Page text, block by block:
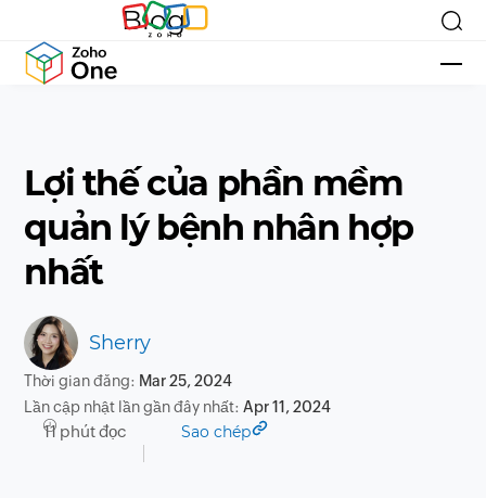
Blog
Lợi thế của phần mềm
quản lý bệnh nhân hợp
nhất
Sherry
Thời gian đăng: Mar 25, 2024
Lần cập nhật lần gần đây nhất:Apr 11, 2024
11 phút đọc Sao chép